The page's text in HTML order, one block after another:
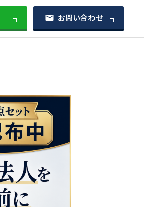
お問い合わせ